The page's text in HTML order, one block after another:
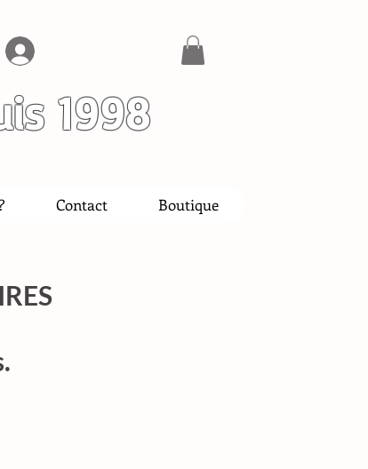
1998
Contact Boutique